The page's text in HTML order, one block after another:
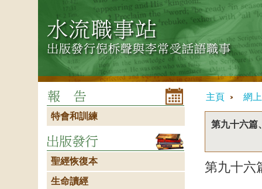
主頁 網
第九十六篇
第九十
特會和訓練
聖經恢復本
生命讀經